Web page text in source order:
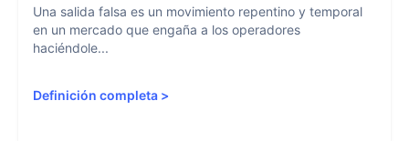
Una salida falsa es un movimiento repentino y temporal
en un mercado que engaña a los operadores
haciéndole...
Definición completa >